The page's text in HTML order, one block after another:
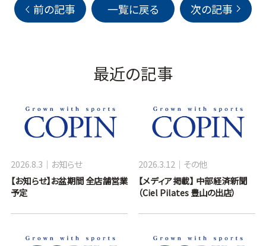
前の記事 一覧に戻る 次の記事
最近の記事
【お知らせ】お盆期間 全店舗営業
予定
2026.8.3
お知らせ
【メディア掲載】 中部経済新聞
（Ciel Pilates 豊山の出店）
2026.3.12 その他